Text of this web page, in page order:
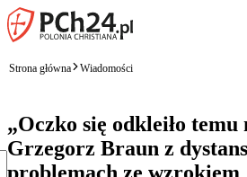
Strona główna Wiadomości
„Oczko się odkleiło temu
Grzegorz Braun z
problemach ze wzrokiem